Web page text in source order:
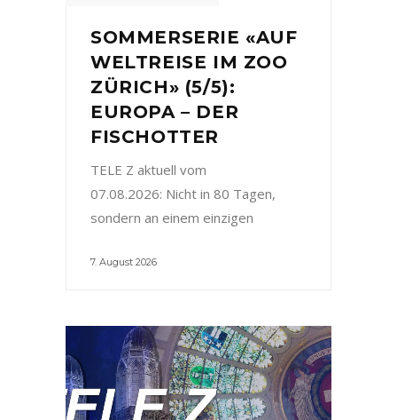
SOMMERSERIE «AUF
WELTREISE IM ZOO
ZÜRICH» (5/5):
EUROPA – DER
FISCHOTTER
TELE Z aktuell vom
07.08.2026: Nicht in 80 Tagen,
sondern an einem einzigen
7. August 2026